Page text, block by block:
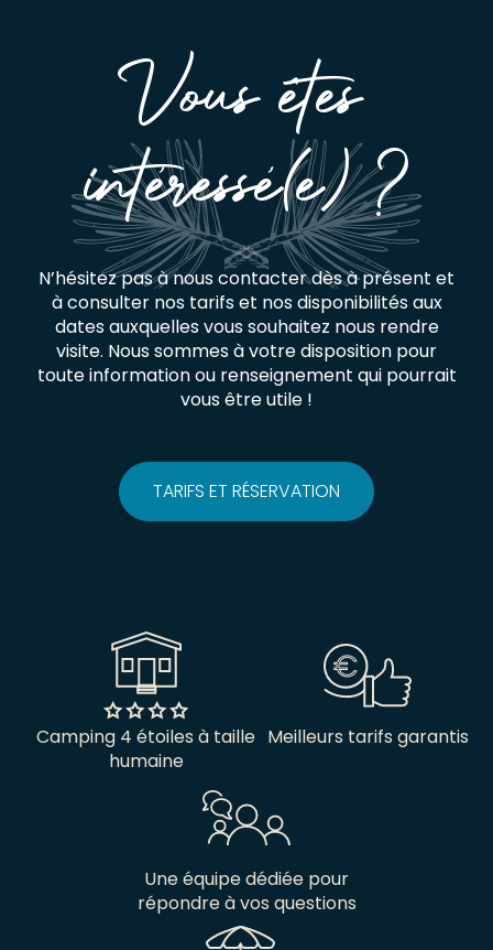
Vous êtes
intéressé(e) ?
N’hésitez pas à nous contacter dès à présent et
à consulter nos tarifs et nos disponibilités aux
dates auxquelles vous souhaitez nous rendre
visite. Nous sommes à votre disposition pour
toute information ou renseignement qui pourrait
vous être utile !
TARIFS ET RÉSERVATION
Camping 4 étoiles à taille
humaine
Meilleurs tarifs garantis
Une équipe dédiée pour
répondre à vos questions